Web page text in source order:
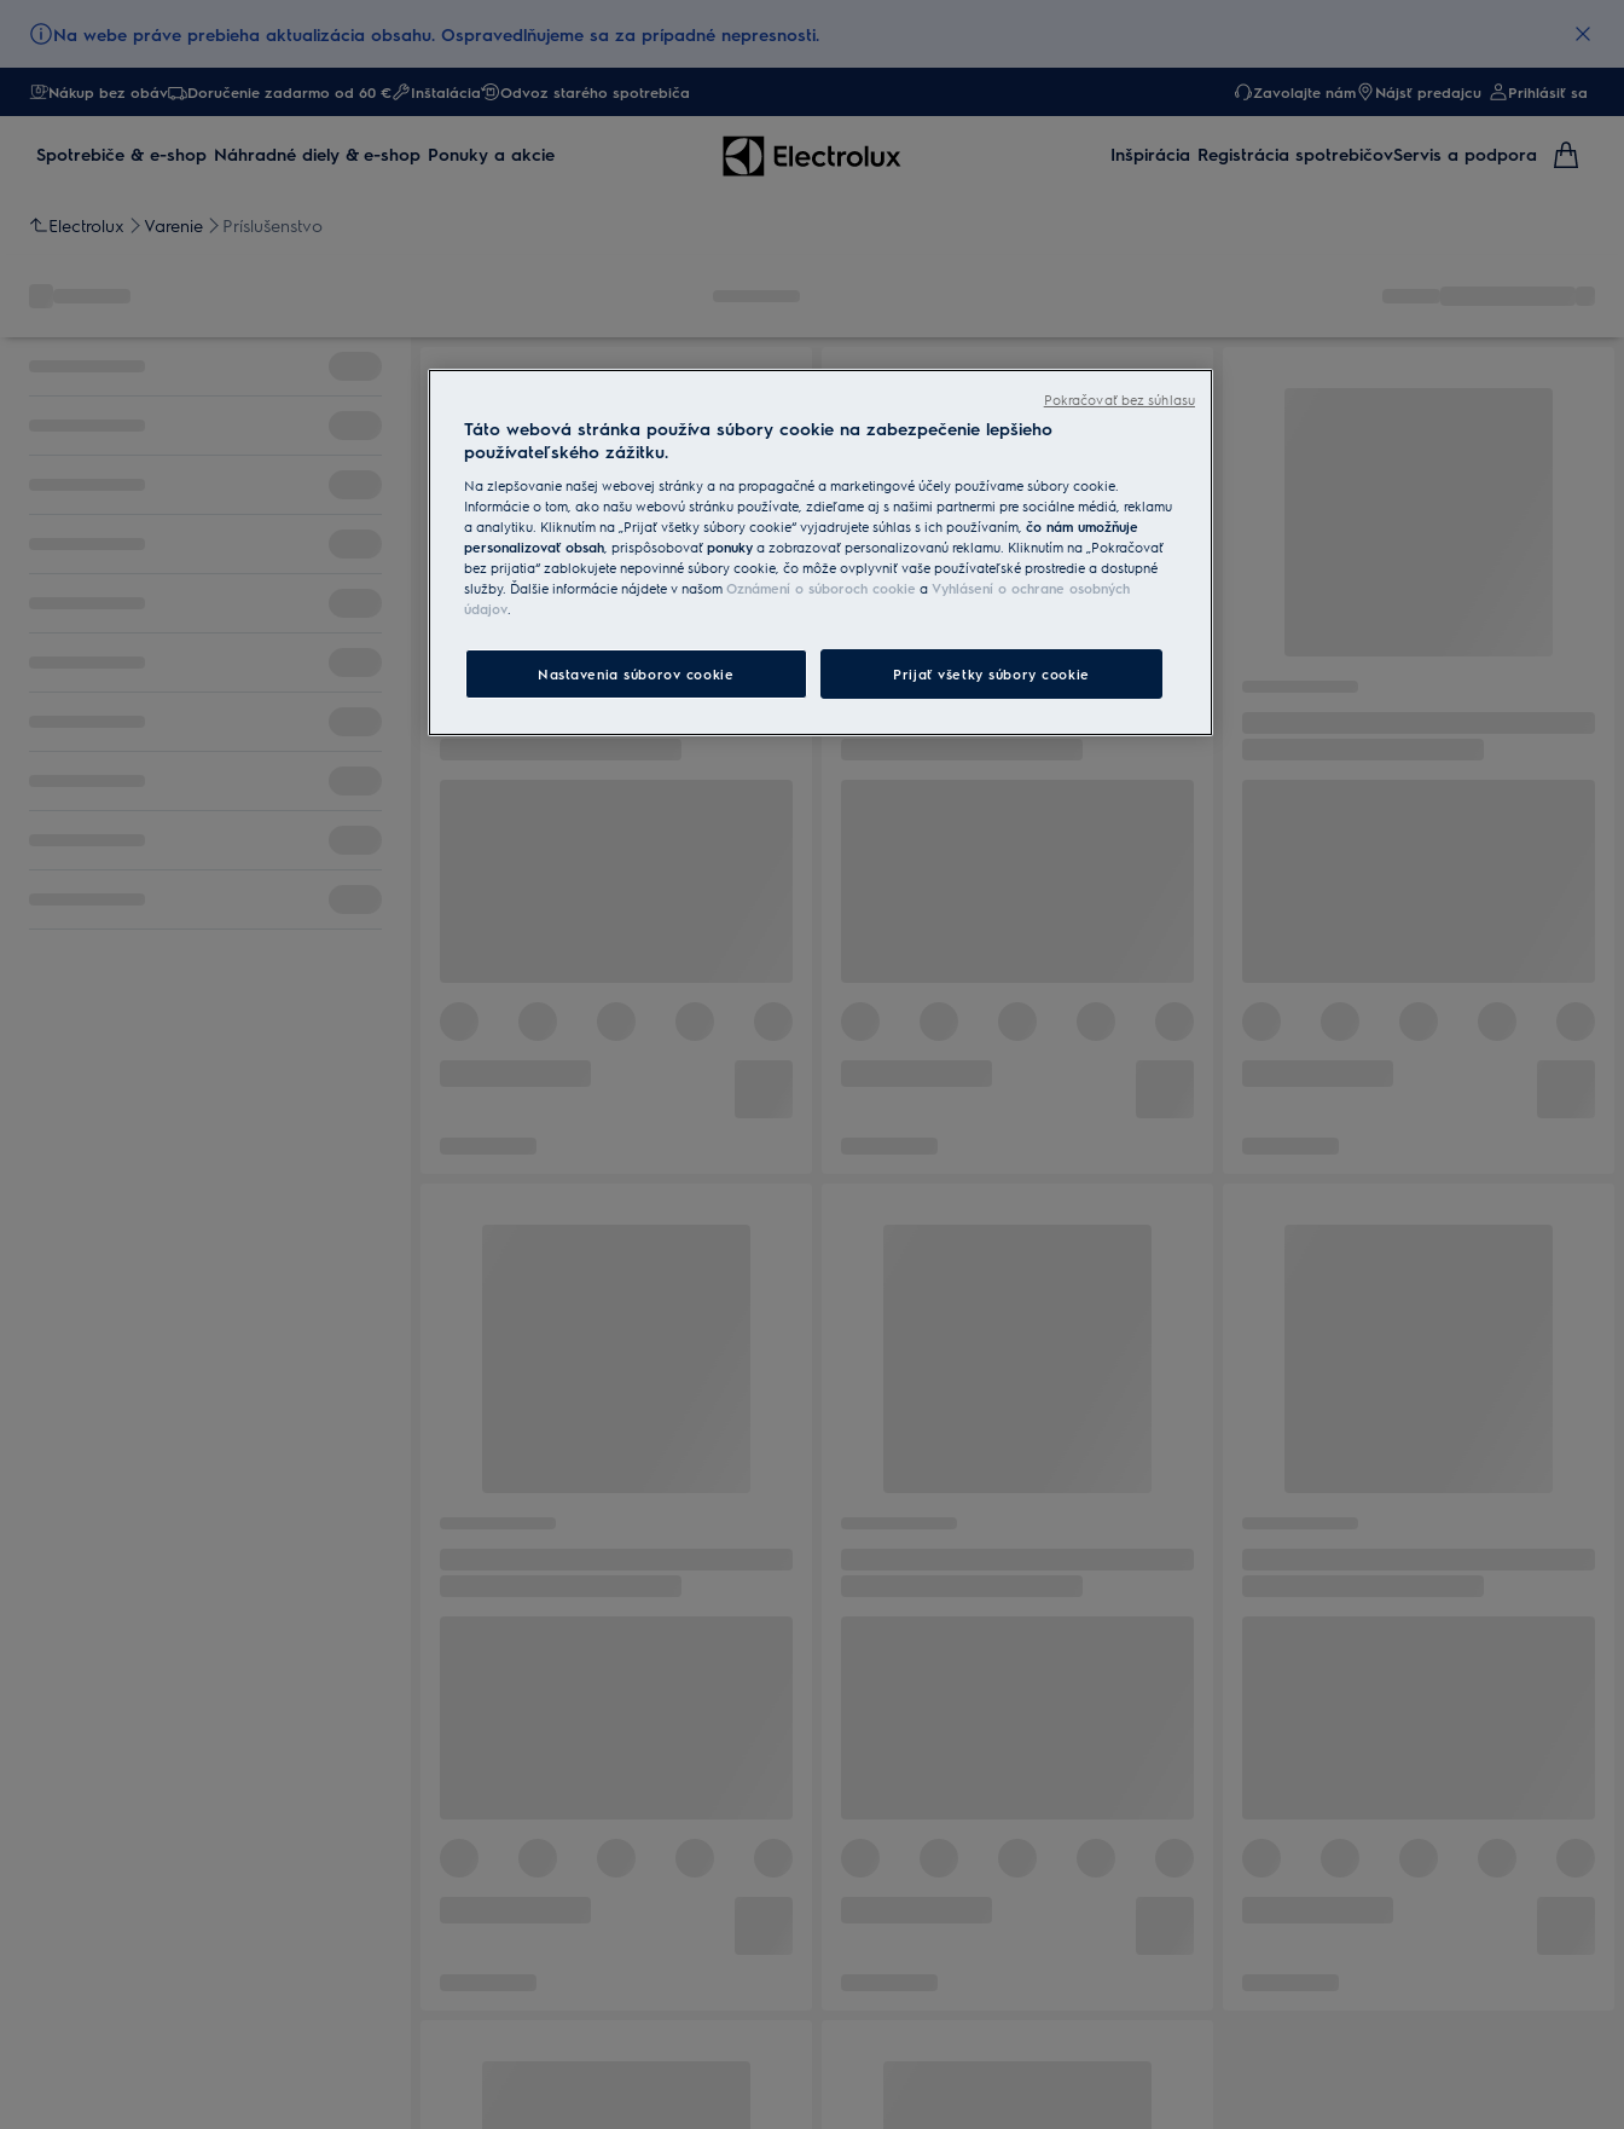
Na webe práve prebieha aktualizácia obsahu. Ospravedlňujeme sa za prípadné nepresnosti.
Nákup bez obáv Doručenie zadarmo od 60 € Inštalácia Odvoz starého spotrebiča Zavolajte nám Nájsť predajcu Prihlásiť sa
Spotrebiče & e-shop Náhradné diely & e-shop Ponuky a akcie Inšpirácia Registrácia spotrebičovServis a podpora
Electrolux Varenie Príslušenstvo
Táto webová stránka používa súbory cookie na zabezpečenie lepšieho
používateľského zážitku.
Na zlepšovanie našej webovej stránky a na propagačné a marketingové účely používame súbory cookie.
Informácie o tom, ako našu webovú stránku používate, zdieľame aj s našimi partnermi pre sociálne médiá, reklamu
a analytiku. Kliknutím na „Prijať všetky súbory cookie“ vyjadrujete súhlas s ich používaním, čo nám umožňuje
personalizovať obsah , prispôsobovať ponuky a zobrazovať personalizovanú reklamu. Kliknutím na „Pokračovať
bez prijatia“ zablokujete nepovinné súbory cookie, čo môže ovplyvniť vaše používateľské prostredie a dostupné
služby. Ďalšie informácie nájdete v našom Oznámení o súboroch cookie a Vyhlásení o ochrane osobných
údajov
Nastavenia súborov cookie Prijať všetky súbory cookie
Pokračovať bez súhlasu